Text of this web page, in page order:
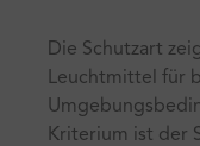
Die Schutzart
Leuchtmittel für
Kriterium ist der